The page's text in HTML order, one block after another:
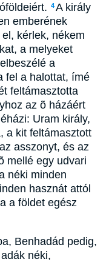
4A király
emberének
kérlek, nékem
a melyeket
a
fel a halottat, ímé
feltámasztotta
az õ házáért
Uram király,
a kit feltámasztott
asszonyt, és az
mellé egy udvari
néki minden
hasznát attól
a földet egész
Benhadád pedig,
néki,